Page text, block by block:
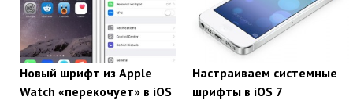
Новый шрифт из Apple
Watch «перекочует» в iOS
Настраиваем системные
шрифты в iOS 7